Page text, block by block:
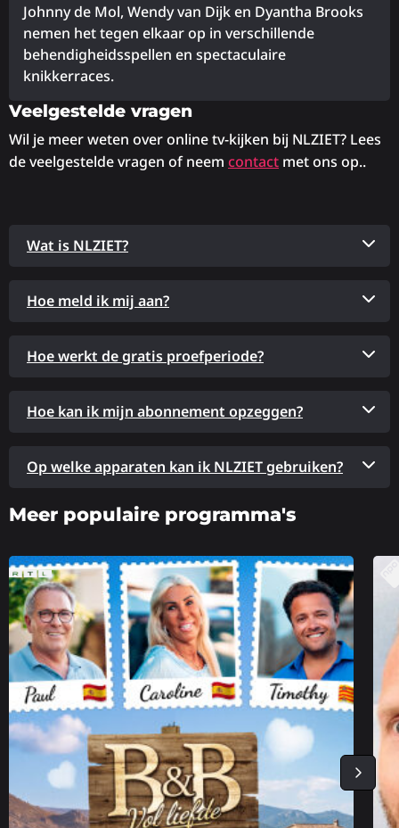
Johnny de Mol, Wendy van Dijk en Dyantha Brooks
nemen het tegen elkaar op in verschillende
behendigheidsspellen en spectaculaire
knikkerraces.
Lees
meer
over
Veelgestelde vragen
Wil je meer weten over online tv-kijken bij NLZIET? Lees
de veelgestelde vragen of neem contact met ons op..
Wat is NLZIET?
Hoe meld ik mij aan?
Hoe werkt de gratis proefperiode?
Hoe kan ik mijn abonnement opzeggen?
Op welke apparaten kan ik NLZIET gebruiken?
Meer populaire programma's